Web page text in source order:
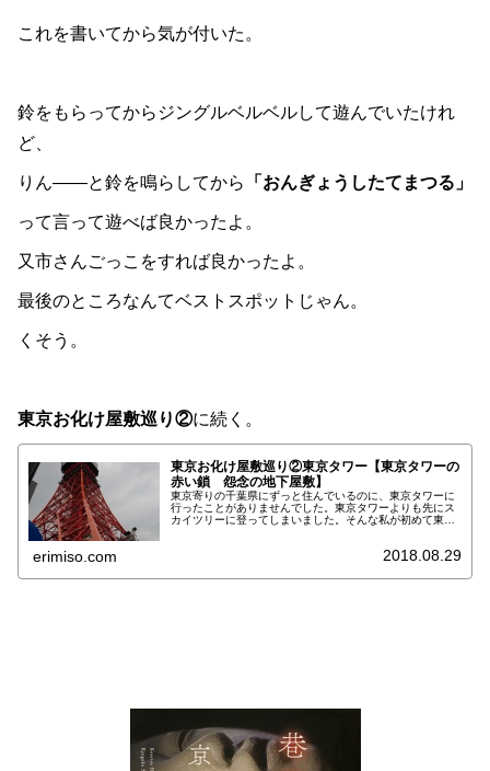
これを書いてから気が付いた。
鈴をもらってからジングルベルベルして遊んでいたけれ
ど、
りん――と鈴を鳴らしてから 「おんぎょうしたてまつる」
って言って遊べば良かったよ。
又市さんごっこをすれば良かったよ。
最後のところなんてベストスポットじゃん。
くそう。
東京お化け屋敷巡り②に続く。
東京お化け屋敷巡り②東京タワー【東京タワ​ーの
赤い鎖 怨念の地下屋敷】
東京寄りの千葉県にずっと住んでいるのに、東京タワーに
行ったことがありませんでした。東京タワーよりも先にス
カイツリーに登ってしまいました。そんな私が初めて東京
erimiso.com 2018.08.29